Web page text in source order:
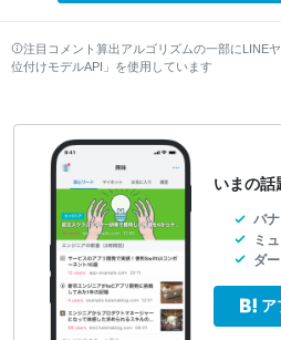
注目コメント算出アルゴリズムの一部にLINE
位付けモデルAPI」を使用しています
いまの話
バ
ミ
ダ
ア